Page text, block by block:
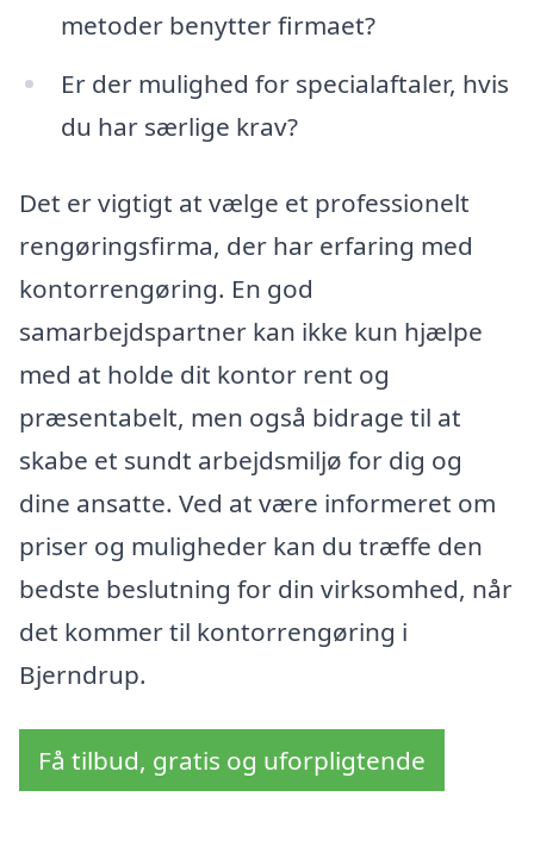
metoder benytter firmaet?
Er der mulighed for specialaftaler, hvis
du har særlige krav?
Det er vigtigt at vælge et professionelt
rengøringsfirma, der har erfaring med
kontorrengøring. En god
samarbejdspartner kan ikke kun hjælpe
med at holde dit kontor rent og
præsentabelt, men også bidrage til at
skabe et sundt arbejdsmiljø for dig og
dine ansatte. Ved at være informeret om
priser og muligheder kan du træffe den
bedste beslutning for din virksomhed, når
det kommer til kontorrengøring i
Bjerndrup.
Få tilbud, gratis og uforpligtende